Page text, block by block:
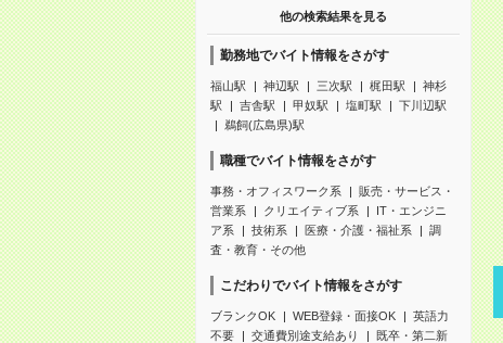
他の検索結果を見る
勤務地でバイト情報をさがす
福山駅 神辺駅 三次駅 梶田駅
神杉
駅
吉舎駅 甲奴駅 塩町駅
下川辺駅
鵜飼(広島県)駅
職種でバイト情報をさがす
事務・オフィスワーク系
販売・サービス・
営業系
クリエイティブ系
IT・エンジニ
ア系
技術系 医療・介護・福祉系
調
査・教育・その他
こだわりでバイト情報をさがす
ブランクOK WEB登録・面接OK
英語力
不要
交通費別途支給あり
既卒・第二新